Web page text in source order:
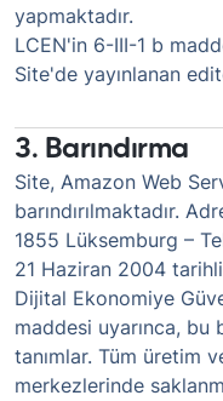
yapmaktadır.
LCEN'in 6-III-1 b
Site'de yayınlanan
3. Barındırma
Site, Amazon Web
barındırılmaktadır.
1855 Lüksemburg –
21 Haziran 2004
Dijital Ekonomiye
maddesi uyarınca, bu
tanımlar. Tüm üretim
merkezlerinde